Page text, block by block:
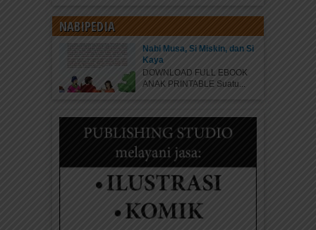
NABIPEDIA
Nabi Musa, Si Miskin, dan Si
Kaya
DOWNLOAD FULL EBOOK
ANAK PRINTABLE Suatu...